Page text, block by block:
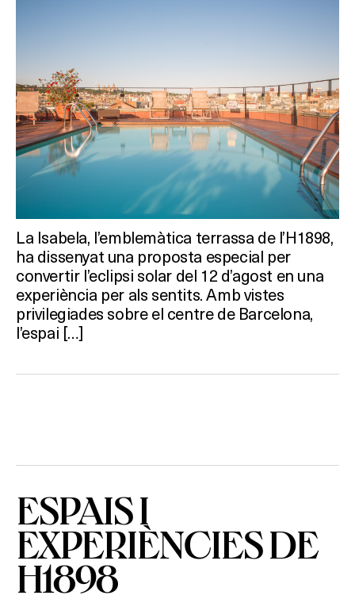
HOTELS
TERRASSES
BARS
SPAS
RESTAURANTS
SALES
On?
La Isabela, l’emblemàtica terrassa de l’H1898,
ha dissenyat una proposta especial per
convertir l’eclipsi solar del 12 d’agost en una
experiència per als sentits. Amb vistes
privilegiades sobre el centre de Barcelona,
l’espai […]
ESPAIS I
EXPERIÈNCIES DE
H1898